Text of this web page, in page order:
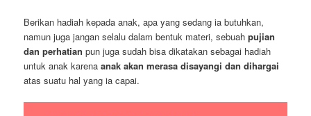
Berikan hadiah kepada anak, apa yang sedang ia butuhkan,
namun juga jangan selalu dalam bentuk materi, sebuahpujian
dan perhatianpun juga sudah bisa dikatakan sebagai hadiah
untuk anak karenaanak akan merasa disayangi dan dihargai
atas suatu hal yang ia capai.